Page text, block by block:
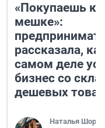
«Покупаешь
мешке»:
рассказала,
самом деле
бизнес со
дешевых
Наталья